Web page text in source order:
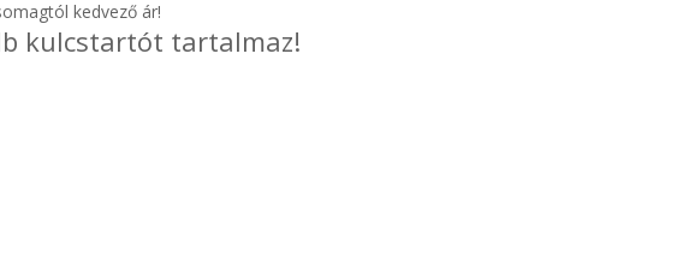
kedvező ár!
kulcstartót tartalmaz!